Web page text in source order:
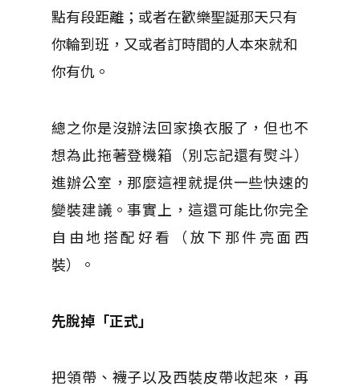
點有段距離；或者在歡樂聖誕那天只有
你輪到班，又或者訂時間的人本來就和
你有仇。
總之你是沒辦法回家換衣服了，但也不
想為此拖著登機箱（別忘記還有熨斗）
進辦公室，那麼這裡就提供一些快速的
變裝建議。事實上，這還可能比你完全
自由地搭配好看（放下那件亮面西
裝）。
先脫掉「正式」
把領帶、襪子以及西裝皮帶收起來，再